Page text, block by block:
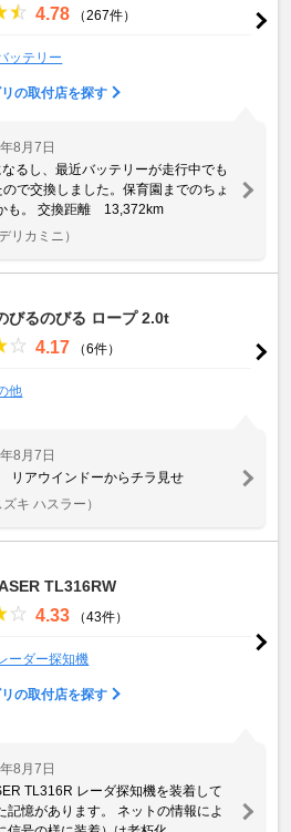
4.78 （267件）
ッテリー
の取付店を探す
8月7日
るし、最近バッテリーが走行中でも
で交換しました。保育園までのちょ
も。 交換距離 13,372km
リカミニ）
びるのびる ロープ 2.0t
4.17 （6件）
他
8月7日
アウインドーからチラ見せ
ズキ ハスラー）
TL316RW
4.33 （43件）
ーダー探知機
の取付店を探す
8月7日
TL316R レーダ探知機を装着して
憶があります。 ネットの情報によ